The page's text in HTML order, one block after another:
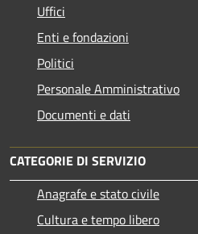
Uffici
Enti e fondazioni
Politici
Personale Amministrativo
Documenti e dati
CATEGORIE DI SERVIZIO
Anagrafe e stato civile
Cultura e tempo libero